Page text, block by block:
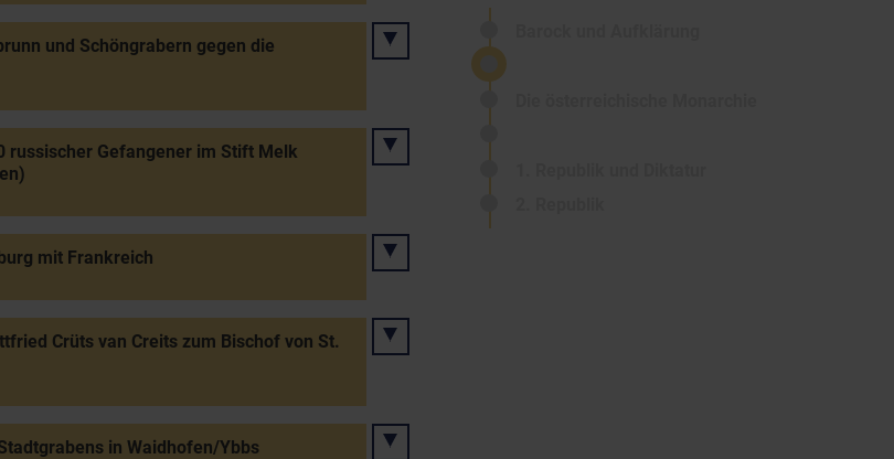
und Schöngrabern gegen die
russischer Gefangener im Stift Melk
mit Frankreich
Crüts van Creits zum Bischof von St.
in Waidhofen/Ybbs